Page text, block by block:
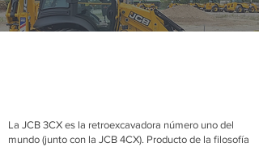
La JCB 3CX es la retroexcavadora número uno del
mundo (junto con la JCB 4CX). Producto de la filosofía